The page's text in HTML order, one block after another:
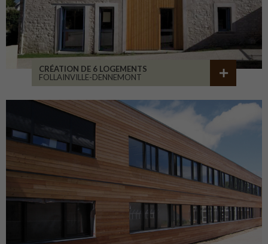
CRÉATION DE 6 LOGEMENTS
FOLLAINVILLE-DENNEMONT